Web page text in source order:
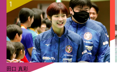
田口 真彩